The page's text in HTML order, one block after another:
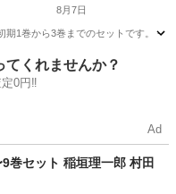
8月7日
期1巻から3巻までのセットです。 -
ック、アニメ
てくれませんか？
0円‼️
Ad
巻セット 稲垣理一郎 村田